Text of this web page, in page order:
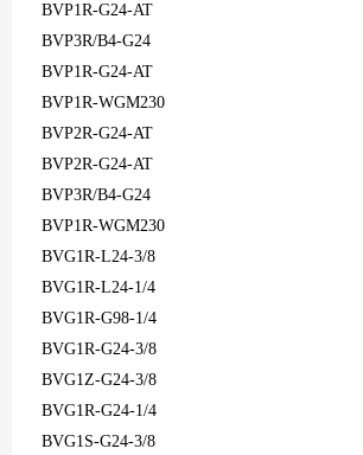
BVP1R-G24-AT
BVP3R/B4-G24
BVP1R-G24-AT
BVP1R-WGM230
BVP2R-G24-AT
BVP2R-G24-AT
BVP3R/B4-G24
BVP1R-WGM230
BVG1R-L24-3/8
BVG1R-L24-1/4
BVG1R-G98-1/4
BVG1R-G24-3/8
BVG1Z-G24-3/8
BVG1R-G24-1/4
BVG1S-G24-3/8